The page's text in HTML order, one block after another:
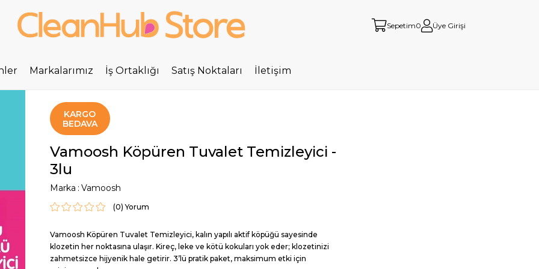
Sepetim0 Üye Girişi
Markalarımız İş Ortaklığı Satış Noktaları İletişim
KARGO
BEDAVA
Vamoosh Köpüren Tuvalet Temizleyici -
3lu
Marka : Vamoosh
(0)
Vamoosh Köpüren Tuvalet Temizleyici, kalın yapılı aktif köpüğü sayesinde
klozetin her noktasına ulaşır. Kireç, leke ve kötü kokuları yok eder; klozetinizi
zahmetsizce hijyenik hale getirir. 3’lü pratik paket, maksimum etki için